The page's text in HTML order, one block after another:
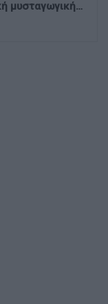
μυσταγωγική…